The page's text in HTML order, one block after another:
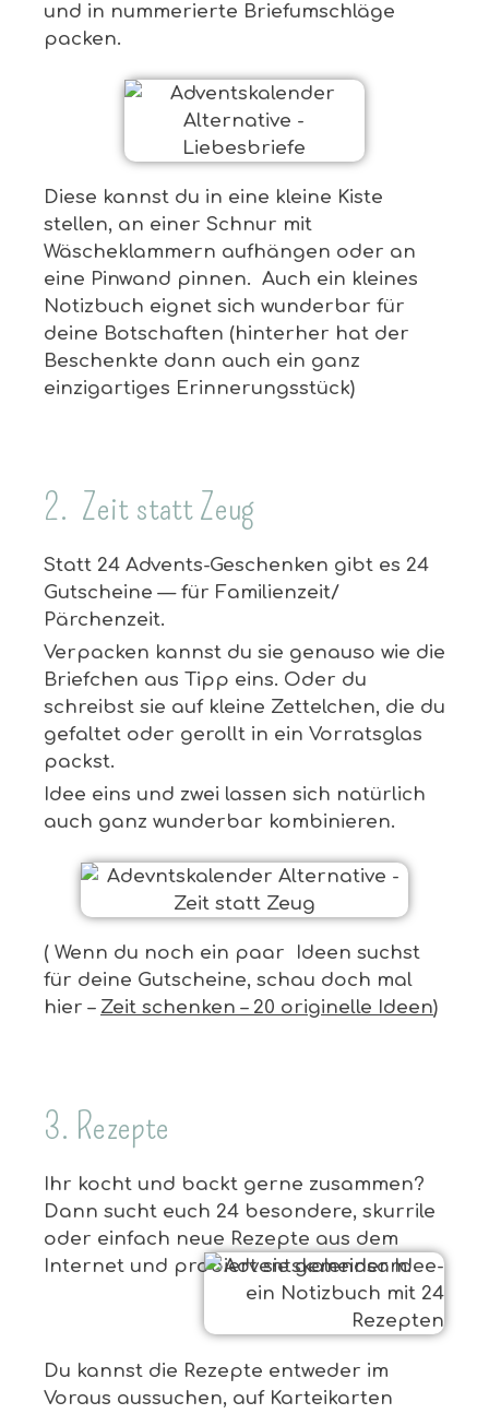
und in nummerierte Briefumschläge
packen.
Diese kannst du in eine kleine Kiste
stellen, an einer Schnur mit
Wäscheklammern aufhängen oder an
eine Pinwand pinnen. Auch ein kleines
Notizbuch eignet sich wunderbar für
deine Botschaften (hinterher hat der
Beschenkte dann auch ein ganz
einzigartiges Erinnerungsstück)
2. Zeit statt Zeug
Statt 24 Advents-Geschenken gibt es 24
Gutscheine — für Familienzeit/
Pärchenzeit.
Verpacken kannst du sie genauso wie die
Briefchen aus Tipp eins. Oder du
schreibst sie auf kleine Zettelchen, die du
gefaltet oder gerollt in ein Vorratsglas
packst.
Idee eins und zwei lassen sich natürlich
auch ganz wunderbar kombinieren.
( Wenn du noch ein paar Ideen suchst
für deine Gutscheine, schau doch mal
hier – Zeit schenken – 20 originelle Ideen)
3. Rezepte
Ihr kocht und backt gerne zusammen?
Dann sucht euch 24 besondere, skurrile
oder einfach neue Rezepte aus dem
Internet und probiert sie gemeinsam.
Du kannst die Rezepte entweder im
Voraus aussuchen, auf Karteikarten